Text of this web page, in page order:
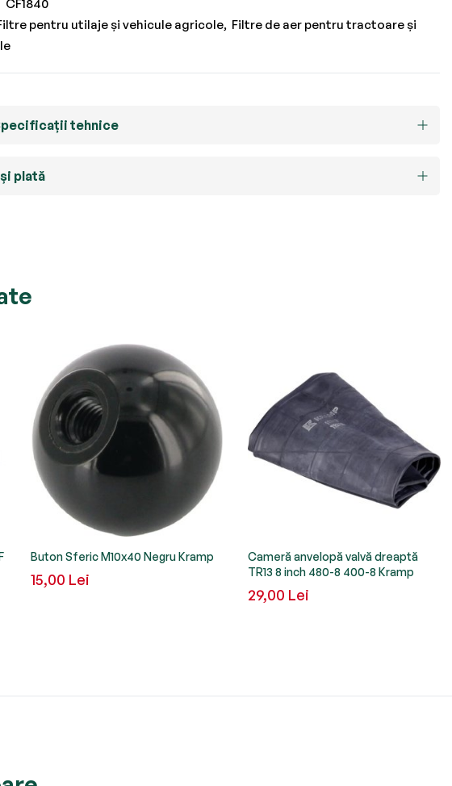
CF1840
pentru utilaje și vehicule agricole Filtre de aer pentru tractoare și
tehnice
plată
Buton Sferic M10x40 Negru Kramp
15,00 Lei
Cameră anvelopă valvă dreaptă
TR13 8 inch 480-8 400-8 Kramp
29,00 Lei